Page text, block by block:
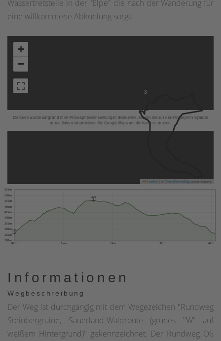
Wassertretstelle in der "Elpe" die nach der Wanderung für
eine willkommene Abkühlung sorgt.
Die Karte wurde aufgrund Ihrer Privatsphäreeinstellungen deaktiviert, klicken Sie auf das Fingerprint Symbol
unten links und aktivieren Sie Google Maps um die Karte zu nutzen.
3
+
−
Leaflet OpenStreetMapcontributors
0 km 1 km 2 km 3 km 4 km
300 m
325 m
350 m
375 m
400 m
425 m
450 m
475 m
500 m
525 m
331
479
Informationen
Wegbeschreibung
Der Weg ist durchgängig mit dem Wegezeichen "Rundweg
Steinbergruine, Sauerland-Waldroute (grünes "W" auf
weißem Hintergrund)" gekennzeichnet. Der Rundweg O6